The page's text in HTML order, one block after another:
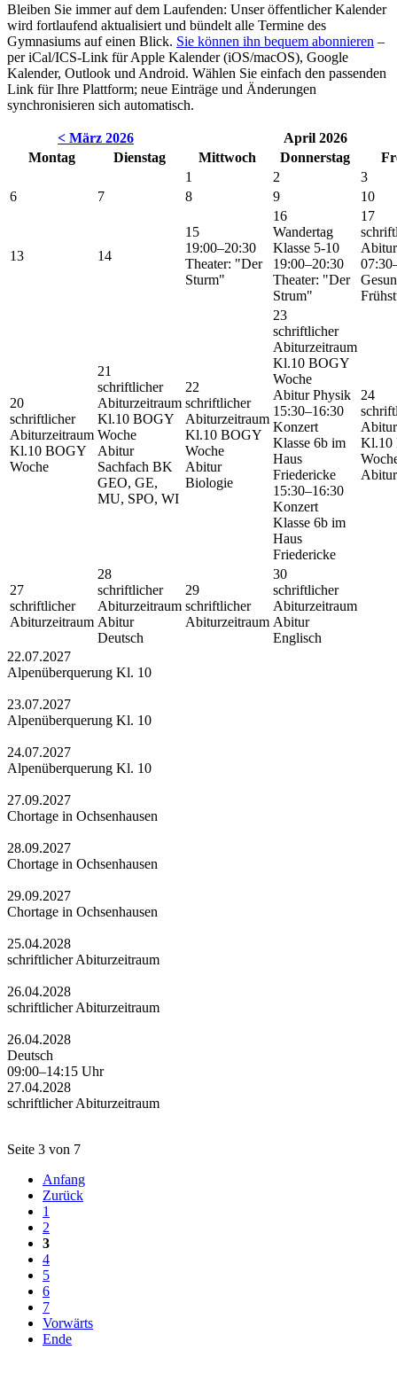
Bleiben Sie immer auf dem Laufenden: Unser öffentlicher Kalender
wird fortlaufend aktualisiert und bündelt alle Termine des
Gymnasiums auf einen Blick. Sie können ihn bequem abonnieren –
per iCal/ICS-Link für Apple Kalender (iOS/macOS), Google
Kalender, Outlook und Android. Wählen Sie einfach den passenden
Link für Ihre Plattform; neue Einträge und Änderungen
synchronisieren sich automatisch.
< März 2026
April 2026
Montag
Dienstag Mittwoch Donnerstag
1
2
3
6
7 8 9 10
13 14
15
19:00–20:30
Theater: "Der
Sturm"
16
Wandertag
Klasse 5-10
19:00–20:30
Theater: "Der
Strum"
17
20
schriftlicher
Abiturzeitraum
Kl.10 BOGY
Woche
21
schriftlicher
Abiturzeitraum
Kl.10 BOGY
Woche
Abitur
Sachfach BK
GEO, GE,
MU, SPO, WI
22
schriftlicher
Abiturzeitraum
Kl.10 BOGY
Woche
Abitur
Biologie
23
schriftlicher
Abiturzeitraum
Kl.10 BOGY
Woche
Abitur Physik
15:30–16:30
Konzert
Klasse 6b im
Haus
Friedericke
15:30–16:30
Konzert
Klasse 6b im
Haus
Friedericke
24
Kl.10
27
schriftlicher
Abiturzeitraum
28
schriftlicher
Abiturzeitraum
Abitur
Deutsch
29
schriftlicher
Abiturzeitraum
30
schriftlicher
Abiturzeitraum
Abitur
Englisch
22.07.2027
Alpenüberquerung Kl. 10
23.07.2027
Alpenüberquerung Kl. 10
24.07.2027
Alpenüberquerung Kl. 10
27.09.2027
Chortage in Ochsenhausen
28.09.2027
Chortage in Ochsenhausen
29.09.2027
Chortage in Ochsenhausen
25.04.2028
schriftlicher Abiturzeitraum
26.04.2028
schriftlicher Abiturzeitraum
26.04.2028
Deutsch
09:00–14:15 Uhr
27.04.2028
schriftlicher Abiturzeitraum
Seite 3 von 7
Anfang
Zurück
1
2
3
4
5
6
7
Vorwärts
Ende